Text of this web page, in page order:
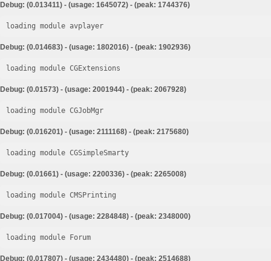
Debug: (0.013411) - (usage: 1645072) - (peak: 1744376)
loading module avplayer
Debug: (0.014683) - (usage: 1802016) - (peak: 1902936)
loading module CGExtensions
Debug: (0.01573) - (usage: 2001944) - (peak: 2067928)
loading module CGJobMgr
Debug: (0.016201) - (usage: 2111168) - (peak: 2175680)
loading module CGSimpleSmarty
Debug: (0.01661) - (usage: 2200336) - (peak: 2265008)
loading module CMSPrinting
Debug: (0.017004) - (usage: 2284848) - (peak: 2348000)
loading module Forum
Debug: (0.017807) - (usage: 2434480) - (peak: 2514688)